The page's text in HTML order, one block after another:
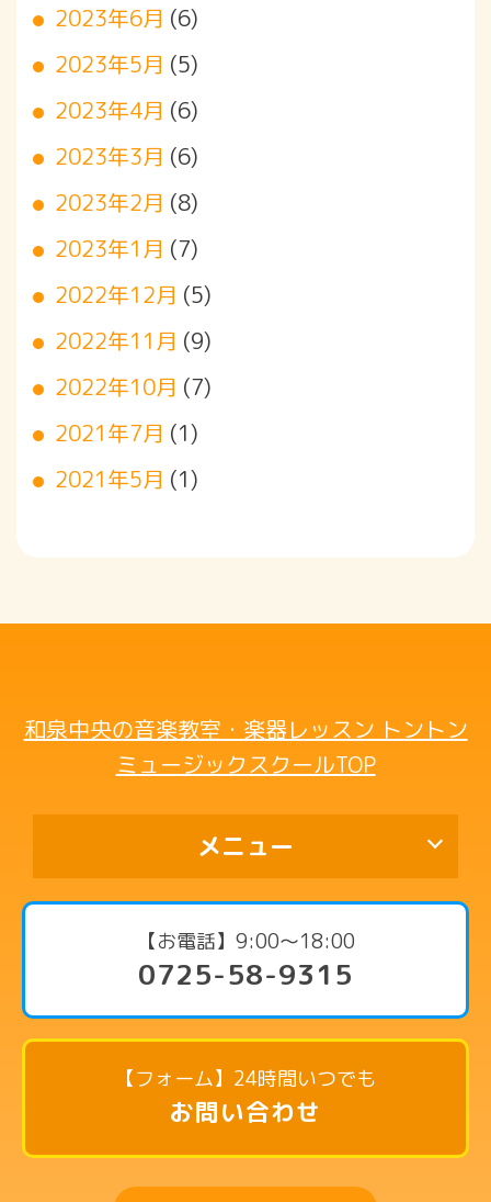
2023年6月 (6)
2023年5月 (5)
2023年4月 (6)
2023年3月 (6)
2023年2月 (8)
2023年1月 (7)
2022年12月 (5)
2022年11月 (9)
2022年10月 (7)
2021年7月 (1)
2021年5月 (1)
和泉中央の音楽教室・楽器レッスン トントン
ミュージックスクールTOP
メニュー
代表挨拶
コース・料金案内
ピアノコース
リトミックコース
英語リトミックコース
ドラムコース
【お電話】9:00〜18:00
0725-58-9315
【フォーム】24時間いつでも
お問い合わせ